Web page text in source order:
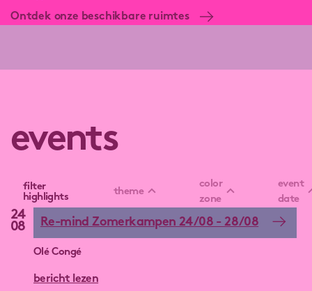
Ontdek onze beschikbare ruimtes
events
filter
highlights
theme
color
zone
event
date
24
08
Re-mind Zomerkampen 24/08 - 28/08
Olé Congé
bericht lezen